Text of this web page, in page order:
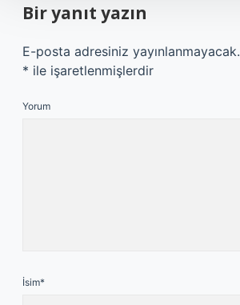
Bir yanıt yazın
E-posta adresiniz yayınlanmayacak.
* ile işaretlenmişlerdir
Yorum
İsim*